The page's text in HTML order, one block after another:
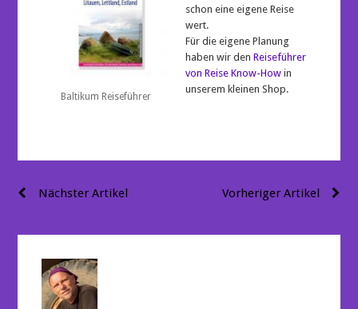
Baltikum Reiseführer
schon eine eigene Reise
wert.
Für die eigene Planung
haben wir denReiseführer
von Reise Know-How in
unserem kleinen Shop.
Beitragsnavigation Vorheriger Artikel
Nächster Artikel